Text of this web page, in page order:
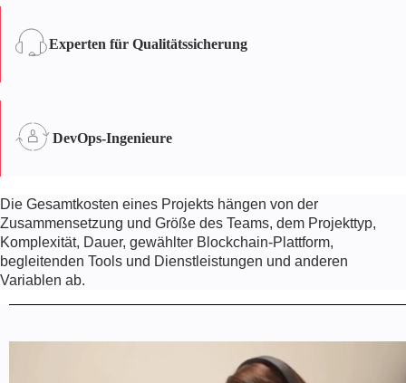
Programmiersprache und bietet Vorteile
wie spezifische Programmierattribute in
Experten für Qualitätssicherung
DevOps-Ingenieure
Die Gesamtkosten eines Projekts hängen von der
Zusammensetzung und Größe des Teams, dem Projekttyp,
Komplexität, Dauer, gewählter Blockchain-Plattform,
begleitenden Tools und Dienstleistungen und anderen
Variablen ab.